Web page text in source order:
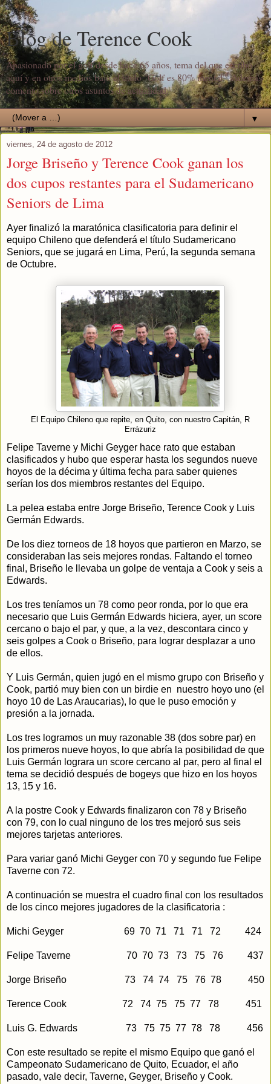
Blog de Terence Cook
Apasionado por el golf desde hace 65 años, tema del que escribo
aquí y en otros medios bajo el título "Golf es 80% mental". Además
comento sobre otros asuntos de actualidad.
▼
viernes, 24 de agosto de 2012
Jorge Briseño y Terence Cook ganan los
dos cupos restantes para el Sudamericano
Seniors de Lima
Ayer finalizó la maratónica clasificatoria para definir el
equipo Chileno que defenderá el título Sudamericano
Seniors, que se jugará en Lima, Perú, la segunda semana
de Octubre.
El Equipo Chileno que repite, en Quito, con nuestro Capitán, R
Errázuriz
Felipe Taverne y Michi Geyger hace rato que estaban
clasificados y hubo que esperar hasta los segundos nueve
hoyos de la décima y última fecha para saber quienes
serían los dos miembros restantes del Equipo.
La pelea estaba entre Jorge Briseño, Terence Cook y Luis
Germán Edwards.
De los diez torneos de 18 hoyos que partieron en Marzo, se
consideraban las seis mejores rondas. Faltando el torneo
final, Briseño le llevaba un golpe de ventaja a Cook y seis a
Edwards.
Los tres teníamos un 78 como peor ronda, por lo que era
necesario que Luis Germán Edwards hiciera, ayer, un score
cercano o bajo el par, y que, a la vez, descontara cinco y
seis golpes a Cook o Briseño, para lograr desplazar a uno
de ellos.
Y Luis Germán, quien jugó en el mismo grupo con Briseño y
Cook, partió muy bien con un birdie en nuestro hoyo uno (el
hoyo 10 de Las Araucarias), lo que le puso emoción y
presión a la jornada.
Los tres logramos un muy razonable 38 (dos sobre par) en
los primeros nueve hoyos, lo que abría la posibilidad de que
Luis Germán lograra un score cercano al par, pero al final el
tema se decidió después de bogeys que hizo en los hoyos
13, 15 y 16.
A la postre Cook y Edwards finalizaron con 78 y Briseño
con 79, con lo cual ninguno de los tres mejoró sus seis
mejores tarjetas anteriores.
Para variar ganó Michi Geyger con 70 y segundo fue Felipe
Taverne con 72.
A continuación se muestra el cuadro final con los resultados
de los cinco mejores jugadores de la clasificatoria :
Michi Geyger 69 70 71 71 71 72 424
Felipe Taverne 70 70 73 73 75 76 437
Jorge Briseño 73 74 74 75 76 78 450
Terence Cook 72 74 75 75 77 78 451
Luis G. Edwards 73 75 75 77 78 78 456
Con este resultado se repite el mismo Equipo que ganó el
Campeonato Sudamericano de Quito, Ecuador, el año
pasado, vale decir, Taverne, Geyger, Briseño y Cook.